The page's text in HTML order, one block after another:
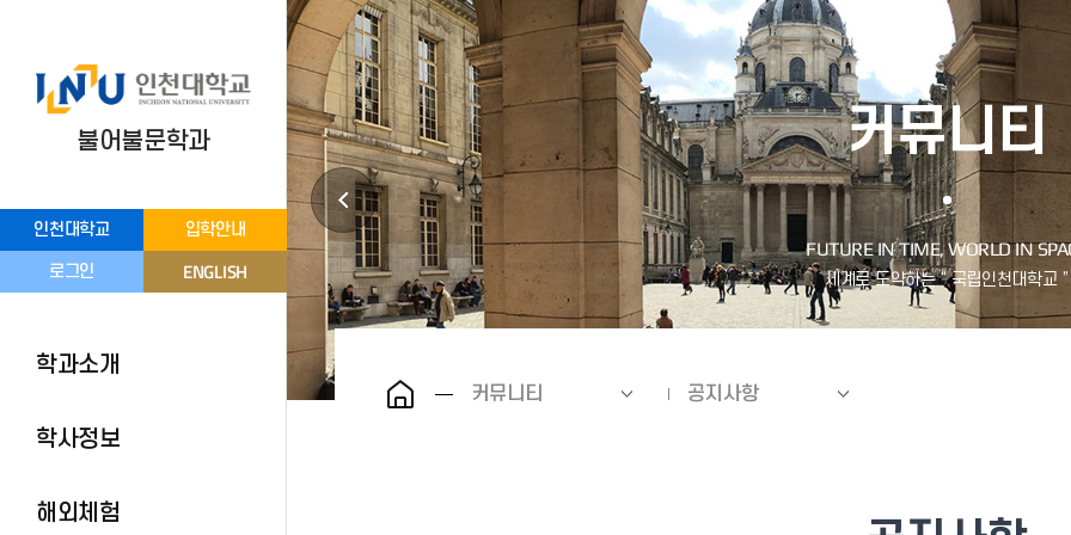
인천대학교 입학안내
로그인 ENGLISH
불어불문학과
학과소개
학사정보
해외체험
커뮤니티
커뮤니티 공지사항